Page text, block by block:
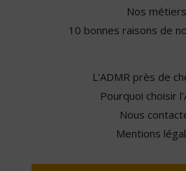
Nos métiers
10 bonnes raisons de
L'ADMR près de
Pourquoi choisir
Nous
Mentions